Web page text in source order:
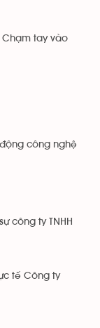
Chạm tay vào
công nghệ
công ty TNHH
tế Công ty